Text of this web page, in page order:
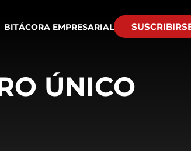
BITÁCORA EMPRESARIAL
ÚNICO